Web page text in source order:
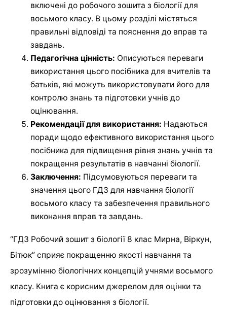
включені до робочого зошита з біології для
восьмого класу. В цьому розділі містяться
правильні відповіді та пояснення до вправ та
завдань.
Педагогічна цінність: Описуються переваги
використання цього посібника для вчителів та
батьків, які можуть використовувати його для
контролю знань та підготовки учнів до
оцінювання.
Рекомендації для використання: Надаються
поради щодо ефективного використання цього
посібника для підвищення рівня знань учнів та
покращення результатів в навчанні біології.
Заключення: Підсумовуються переваги та
значення цього ГДЗ для навчання біології
восьмого класу та забезпечення правильного
виконання вправ та завдань.
“ГДЗ Робочий зошит з біології 8 клас Мирна, Віркун,
Бітюк” сприяє покращенню якості навчання та
зрозумінню біологічних концепцій учнями восьмого
класу. Книга є корисним джерелом для оцінки та
підготовки до оцінювання з біології.